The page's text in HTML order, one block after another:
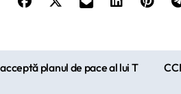
planul de pace al lui T